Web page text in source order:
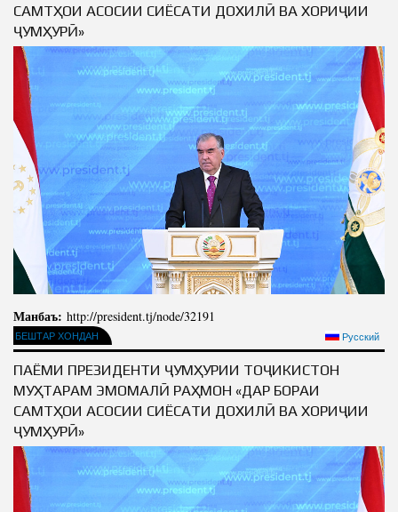
САМТҲОИ АСОСИИ СИЁСАТИ ДОХИЛӢ ВА ХОРИҶИИ
ҶУМҲУРӢ»
Манбаъ: http://president.tj/node/32191
БЕШТАР ХОНДАН Русский
ПАЁМИ ПРЕЗИДЕНТИ ҶУМҲУРИИ ТОҶИКИСТОН
МУҲТАРАМ ЭМОМАЛӢ РАҲМОН «ДАР БОРАИ
САМТҲОИ АСОСИИ СИЁСАТИ ДОХИЛӢ ВА ХОРИҶИИ
ҶУМҲУРӢ»